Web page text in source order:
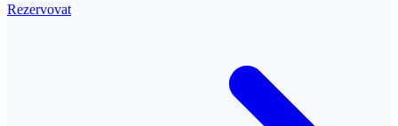
Rezervovat